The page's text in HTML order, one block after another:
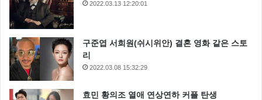
어머님이 누구니 유하나
2022.03.13 12:20:01
구준엽 서희원(쉬시위안) 결혼 영화 같은 스토
리
2022.03.08 15:32:29
효민 황의조 열애 연상연하 커플 탄생